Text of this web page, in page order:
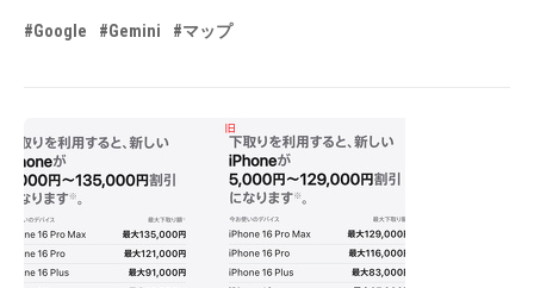
#Google #Gemini #マップ